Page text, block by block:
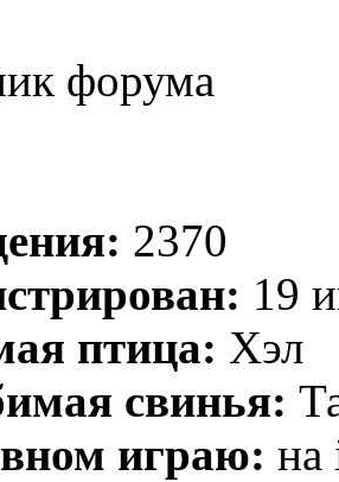
форума
2370
19
птица: Хэл
свинья:
играю: на